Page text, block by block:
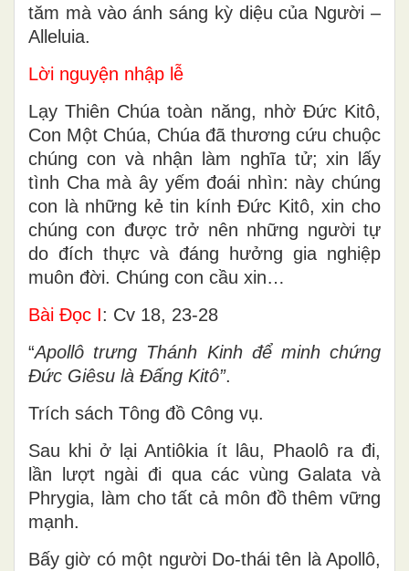
tăm mà vào ánh sáng kỳ diệu của Người –
Alleluia.
Lời nguyện nhập lễ
Lạy Thiên Chúa toàn năng, nhờ Ðức Kitô,
Con Một Chúa, Chúa đã thương cứu chuộc
chúng con và nhận làm nghĩa tử; xin lấy
tình Cha mà ây yếm đoái nhìn: này chúng
con là những kẻ tin kính Ðức Kitô, xin cho
chúng con được trở nên những người tự
do đích thực và đáng hưởng gia nghiệp
muôn đời. Chúng con cầu xin…
Bài Ðọc I: Cv 18, 23-28
“Apollô trưng Thánh Kinh để minh chứng
Ðức Giêsu là Ðấng Kitô”.
Trích sách Tông đồ Công vụ.
Sau khi ở lại Antiôkia ít lâu, Phaolô ra đi,
lần lượt ngài đi qua các vùng Galata và
Phrygia, làm cho tất cả môn đồ thêm vững
mạnh.
Bấy giờ có một người Do-thái tên là Apollô,